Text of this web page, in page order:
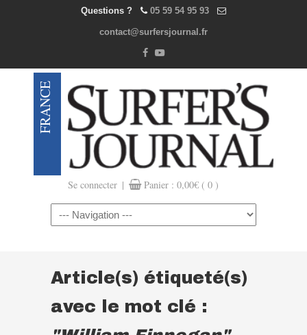
Questions ? 05 59 54 95 93
contact@surfersjournal.fr
Se connecter | Panier : 0,00€ ( 0 )
Navigation
Article(s) étiqueté(s)
avec le mot clé :